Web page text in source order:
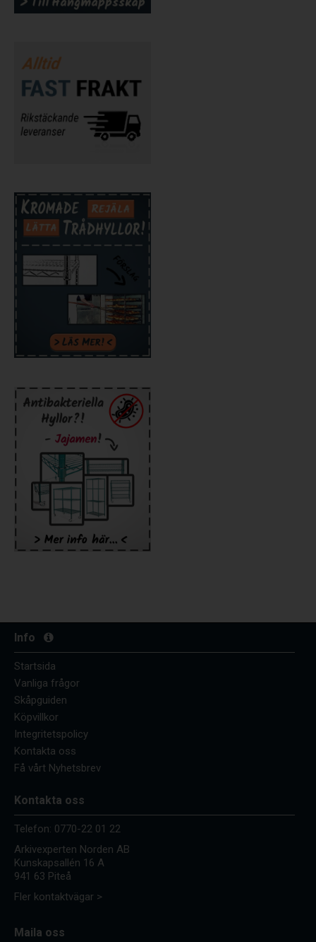
Info
Startsida
Vanliga frågor
Skåpguiden
Köpvillkor
Integritetspolicy
Kontakta oss
Få vårt Nyhetsbrev
Kontakta oss
Telefon: 0770-22 01 22
Arkivexperten Norden AB
Kunskapsallén 16 A
941 63 Piteå
Fler kontaktvägar >
Maila oss